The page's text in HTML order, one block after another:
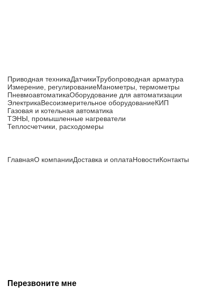
Приводная техникаДатчикиТрубопроводная арматура
Измерение, регулированиеМанометры, термометры
ПневмоавтоматикаОборудование для автоматизации
ЭлектрикаВесоизмерительное оборудованиеКИП
Газовая и котельная автоматика
ТЭНЫ, промышленные нагреватели
Теплосчетчики, расходомеры
ГлавнаяО компанииДоставка и оплатаНовостиКонтакты
Перезвоните мне